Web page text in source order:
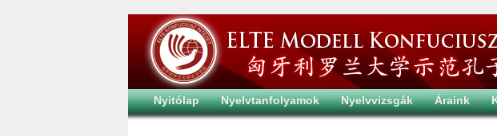
Nyitólap Nyelvtanfolyamok Nyelvvizsgák Áraink